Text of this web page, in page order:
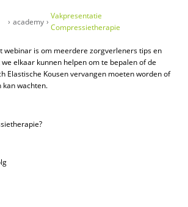
› academy ›
Vakpresentatie
Compressietherapie
webinar is om meerdere zorgverleners tips en
elkaar kunnen helpen om te bepalen of de
Elastische Kousen vervangen moeten worden of
kan wachten.